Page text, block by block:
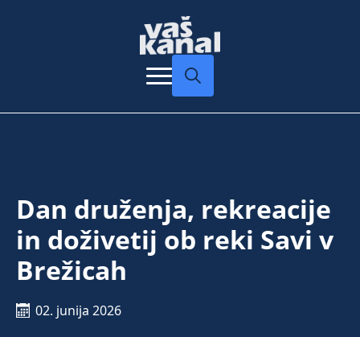
Dan druženja, rekreacije
in doživetij ob reki Savi v
Brežicah
02. junija 2026